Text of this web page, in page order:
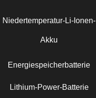
Niedertemperatur-Li-Ionen-
Akku
Energiespeicherbatterie
Lithium-Power-Batterie